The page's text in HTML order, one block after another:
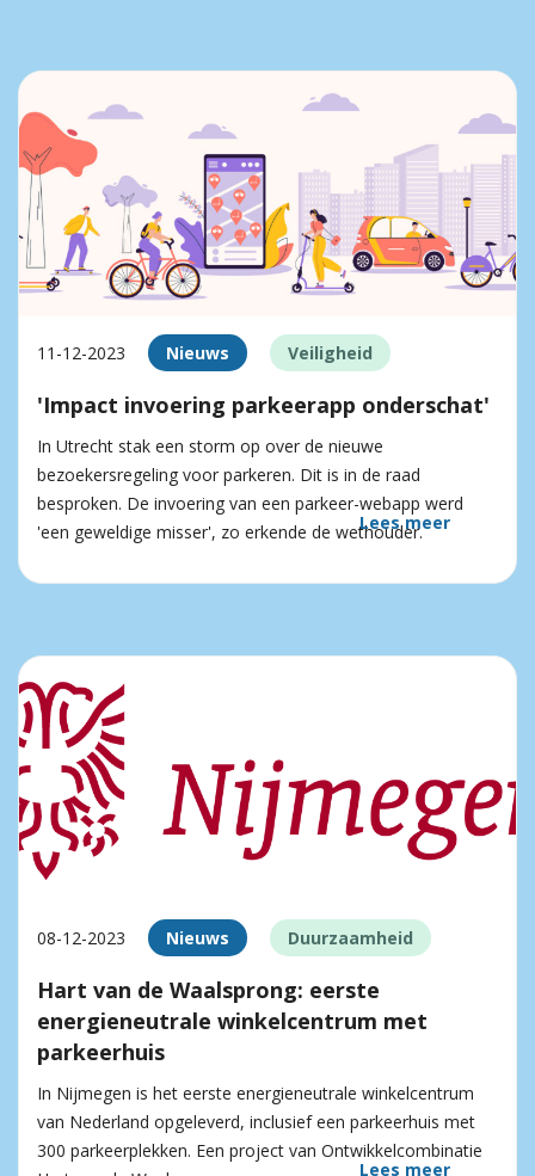
11-12-2023 Nieuws Veiligheid
'Impact invoering parkeerapp onderschat'
In Utrecht stak een storm op over de nieuwe
bezoekersregeling voor parkeren. Dit is in de raad
besproken. De invoering van een parkeer-webapp werd
'een geweldige misser', zo erkende de wethouder.
Lees meer
08-12-2023 Nieuws Duurzaamheid
Hart van de Waalsprong: eerste
energieneutrale winkelcentrum met
parkeerhuis
In Nijmegen is het eerste energieneutrale winkelcentrum
van Nederland opgeleverd, inclusief een parkeerhuis met
300 parkeerplekken. Een project van Ontwikkelcombinatie
Lees meer